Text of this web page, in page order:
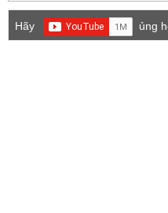
Hãy
ủng